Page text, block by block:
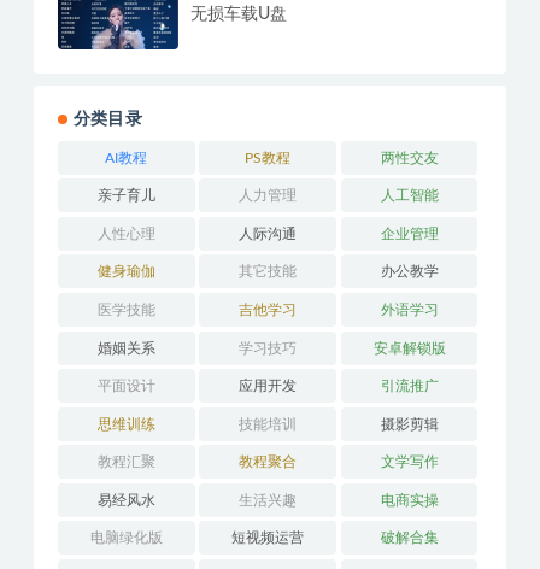
无损车载U盘
分类目录
AI教程 PS教程 两性交友
亲子育儿 人力管理 人工智能
人性心理 人际沟通 企业管理
健身瑜伽 其它技能 办公教学
医学技能 吉他学习 外语学习
婚姻关系 学习技巧 安卓解锁版
平面设计 应用开发 引流推广
思维训练 技能培训 摄影剪辑
教程汇聚 教程聚合 文学写作
易经风水 生活兴趣 电商实操
电脑绿化版 短视频运营 破解合集